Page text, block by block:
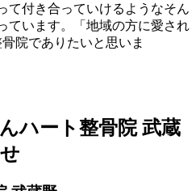
て付き合っていけるようなそん
ています。「地域の方に愛され
院でありたいと思いま
ハート整骨院 武蔵